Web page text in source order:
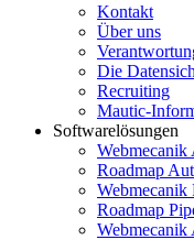
Kontakt
Über uns
Die
Recruiting
Mautic-
Softwarelösungen
Webmecanik
Roadmap
Webmecanik
Roadmap
Webmecanik